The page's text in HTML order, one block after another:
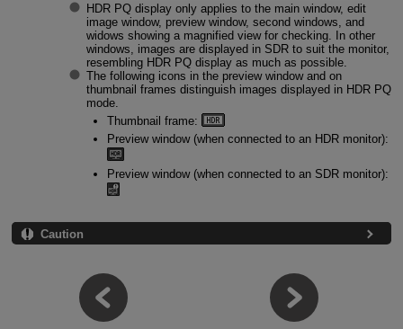
HDR PQ display only applies to the main window, edit
image window, preview window, second windows, and
widows showing a magnified view for checking. In other
windows, images are displayed in SDR to suit the monitor,
resembling HDR PQ display as much as possible.
The following icons in the preview window and on
thumbnail frames distinguish images displayed in HDR PQ
mode.
Thumbnail frame:
Preview window (when connected to an HDR monitor):
Preview window (when connected to an SDR monitor):
Caution